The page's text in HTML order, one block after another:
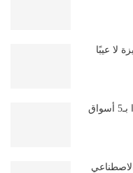
المدينة العالمية بالدمام تدشن موسمًا جديدًا بـ5 أسواق